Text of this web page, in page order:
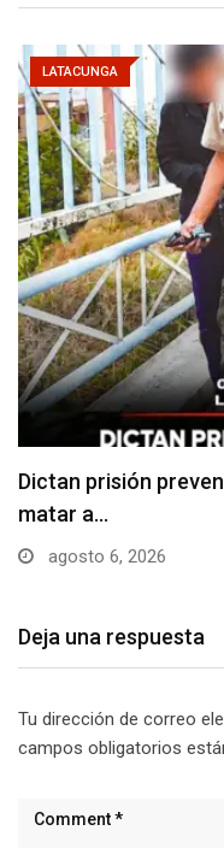
LATACUNGA
Usuarios madrugan
obtener…
agosto 6, 2026
Deja una respuesta
Tu dirección de correo
campos obligatorios